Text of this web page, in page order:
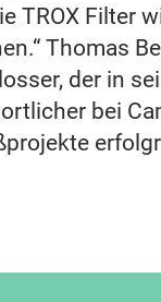
TROX Filter
Thomas
der in
bei